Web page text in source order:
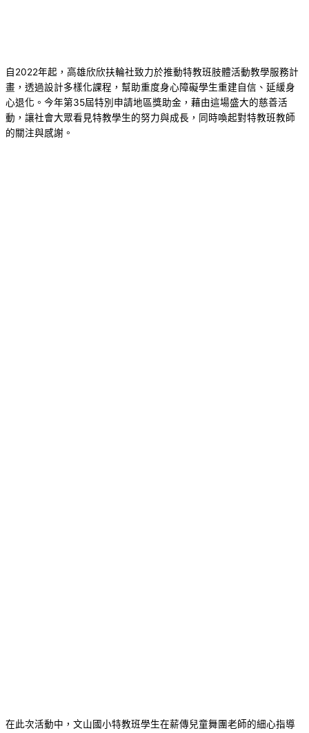
自2022年起，高雄欣欣扶輪社致力於推動特教班肢體活動教學服務計
畫，透過設計多樣化課程，幫助重度身心障礙學生重建自信、延緩身
心退化。今年第35屆特別申請地區獎助金，藉由這場盛大的慈善活
動，讓社會大眾看見特教學生的努力與成長，同時喚起對特教班教師
的關注與感謝。
在此次活動中，文山國小特教班學生在薪傳兒童舞團老師的細心指導